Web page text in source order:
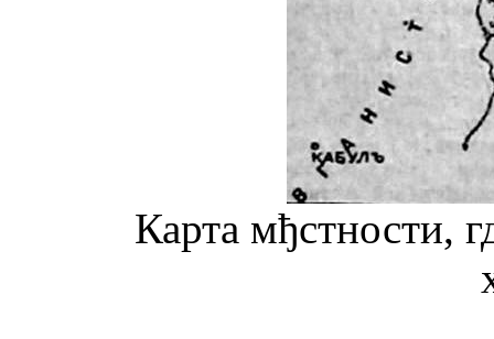
Карта мђстности,